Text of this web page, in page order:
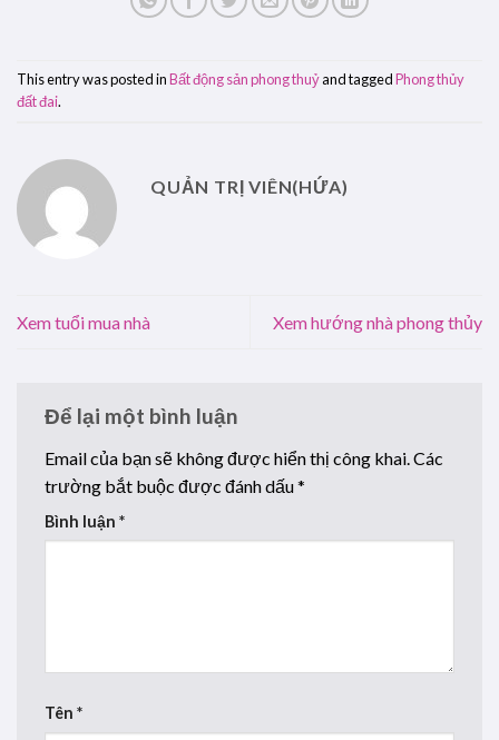
This entry was posted inBất động sản phong thuỷand taggedPhong thủy
đất đai.
QUẢN TRỊ VIÊN(HỨA)
Xem tuổi mua nhà Xem hướng nhà phong thủy
Để lại một bình luận
Email của bạn sẽ không được hiển thị công khai. Các
trường bắt buộc được đánh dấu*
Bình luận *
Tên *